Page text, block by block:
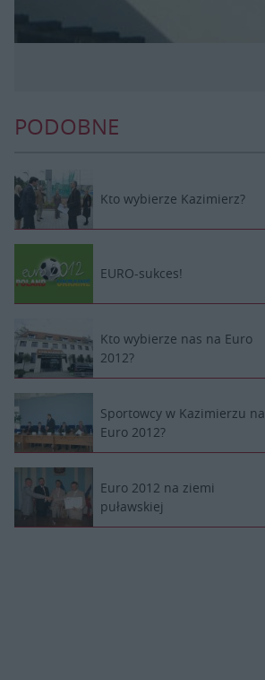
PODOBNE
Kto wybierze Kazimierz?
EURO-sukces!
Kto wybierze nas na Euro
2012?
Sportowcy w Kazimierzu na
Euro 2012?
Euro 2012 na ziemi
puławskiej